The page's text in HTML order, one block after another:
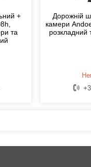
+
та
Дорожній
камери
розкладний